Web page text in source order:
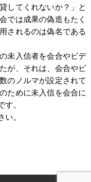
してくれないか？」と
では成果の偽造もたく
されるのは偽名である
未入信者を会合やビデ
が、それは、会合やビ
のノルマが設定されて
ために未入信を会合に
す。
い。